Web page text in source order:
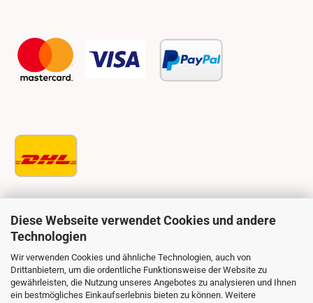
Diese Webseite verwendet Cookies und andere
Technologien
Wir verwenden Cookies und ähnliche Technologien, auch von
Drittanbietern, um die ordentliche Funktionsweise der Website zu
gewährleisten, die Nutzung unseres Angebotes zu analysieren und Ihnen
ein bestmögliches Einkaufserlebnis bieten zu können. Weitere